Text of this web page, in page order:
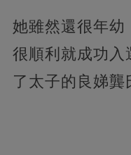
她雖然還很年幼
很順利就成功入
了太子的良娣龔